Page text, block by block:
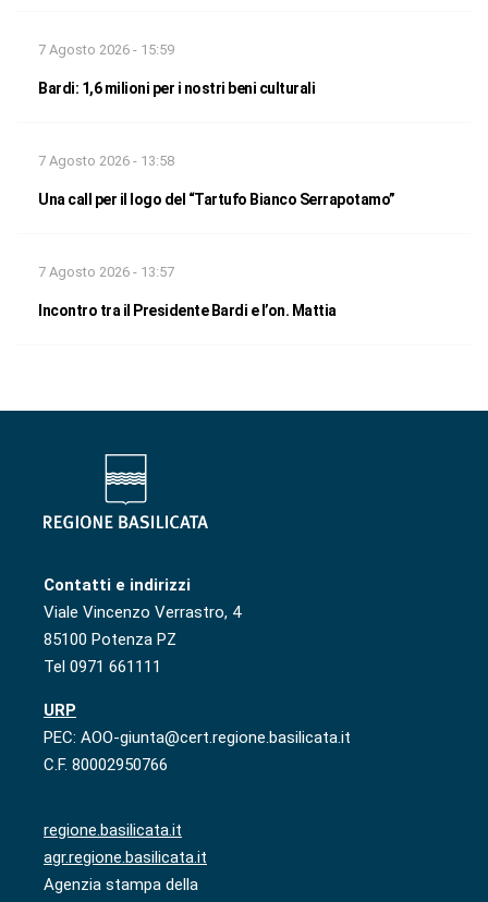
7 Agosto 2026 - 15:59
Bardi: 1,6 milioni per i nostri beni culturali
7 Agosto 2026 - 13:58
Una call per il logo del “Tartufo Bianco Serrapotamo”
7 Agosto 2026 - 13:57
Incontro tra il Presidente Bardi e l’on. Mattia
Contatti e indirizzi
Viale Vincenzo Verrastro, 4
85100 Potenza PZ
Tel 0971 661111
URP
PEC: AOO-giunta@cert.regione.basilicata.it
C.F. 80002950766
regione.basilicata.it
agr.regione.basilicata.it
Agenzia stampa della